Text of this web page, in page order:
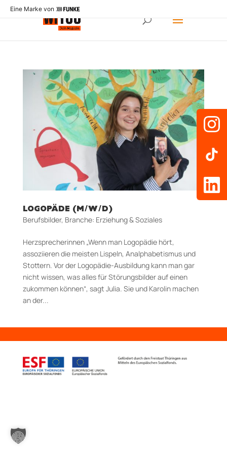
Eine Marke von
LOGOPÄDE (M/W/D)
Berufsbilder, Branche: Erziehung & Soziales
Herzsprecherinnen „Wenn man Logopädie hört,
assoziieren die meisten Lispeln, Analphabetismus und
Stottern. Vor der Logopädie­-Ausbildung kann man gar
nicht wissen, was alles für Störungsbilder auf einen
zukommen können“, sagt Julia. Sie und Karolin machen
an der...